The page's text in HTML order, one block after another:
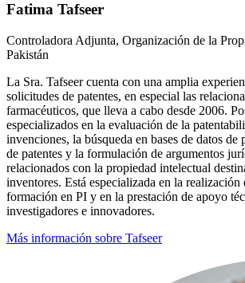
Fatima Tafseer
Controladora Adjunta, Organización de la
Pakistán
La Sra. Tafseer cuenta con una amplia
solicitudes de patentes, en especial las
farmacéuticos, que lleva a cabo desde 2006.
especializados en la evaluación de la
invenciones, la búsqueda en bases de datos de
de patentes y la formulación de argumentos
relacionados con la propiedad intelectual
inventores. Está especializada en la realización
formación en PI y en la prestación de apoyo
investigadores e innovadores.
Más información sobre Tafseer